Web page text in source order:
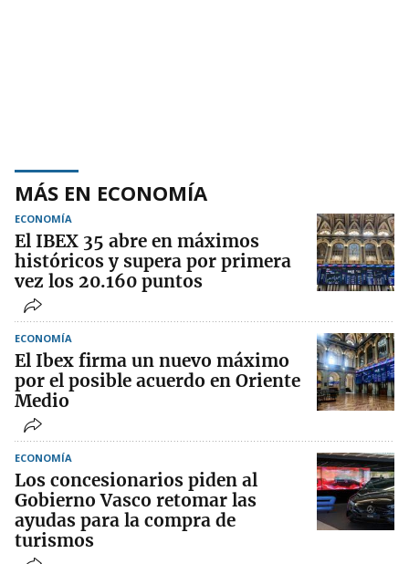
MÁS EN ECONOMÍA
ECONOMÍA
El IBEX 35 abre en máximos
históricos y supera por primera
vez los 20.160 puntos
ECONOMÍA
El Ibex firma un nuevo máximo
por el posible acuerdo en Oriente
Medio
ECONOMÍA
Los concesionarios piden al
Gobierno Vasco retomar las
ayudas para la compra de
turismos